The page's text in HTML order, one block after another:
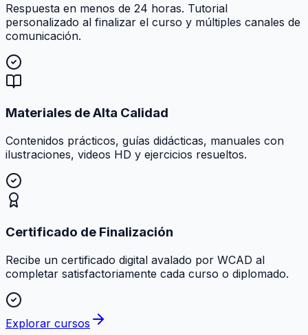
Respuesta en menos de 24 horas. Tutorial
personalizado al finalizar el curso y múltiples canales de
comunicación.
Materiales de Alta Calidad
Contenidos prácticos, guías didácticas, manuales con
ilustraciones, videos HD y ejercicios resueltos.
Certificado de Finalización
Recibe un certificado digital avalado por WCAD al
completar satisfactoriamente cada curso o diplomado.
Explorar cursos